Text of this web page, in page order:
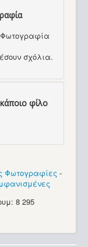
Φωτογραφία
σχόλια.
φίλο
Φωτογραφίες -
8 295